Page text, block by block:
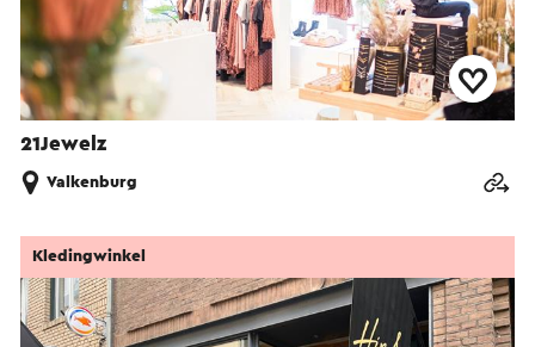
21Jewelz
Valkenburg
Kledingwinkel